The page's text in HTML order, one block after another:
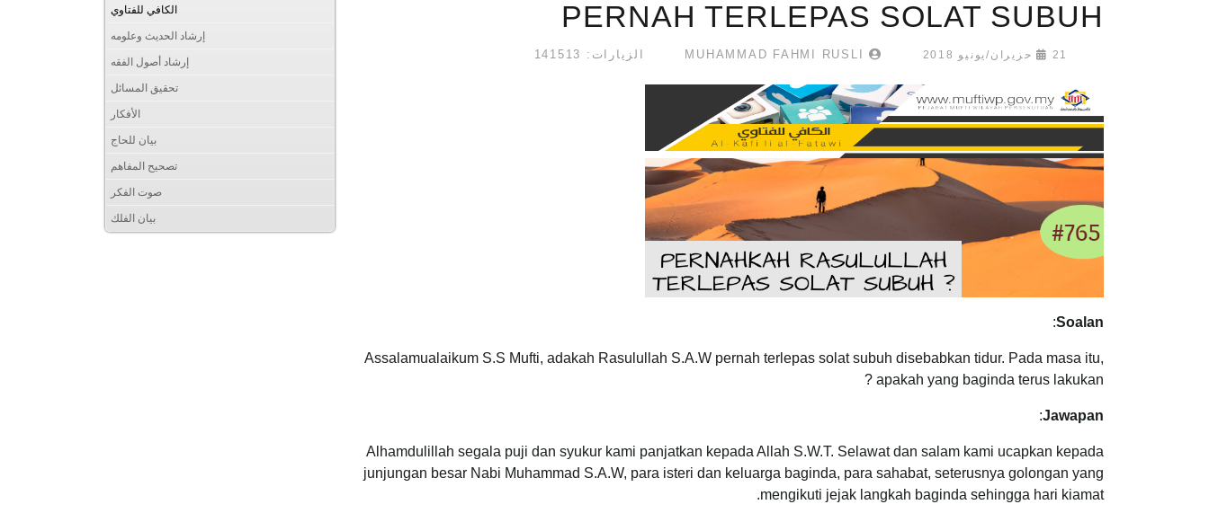
PERNAH TERLEPAS SOLAT SUBUH
21 حزيران/يونيو 2018 الزيارات: 141513
Soalan
:
Assalamualaikum S.S Mufti, adakah Rasulullah S.A.W pernah terlepas solat subuh disebabkan tidur. Pada masa itu,
apakah yang baginda terus lakukan ?
Jawapan
:
Alhamdulillah segala puji dan syukur kami panjatkan kepada Allah S.W.T. Selawat dan salam kami ucapkan kepada
junjungan besar Nabi Muhammad S.A.W, para isteri dan keluarga baginda, para sahabat, seterusnya golongan yang
mengikuti jejak langkah baginda sehingga hari kiamat.
الكافي للفتاوي
إرشاد الحديث وعلومه
إرشاد أصول الفقه
تحقيق المسائل
الأفكار
بيان للحاج
تصحيح المفاهم
صوت الفكر
بيان الفلك